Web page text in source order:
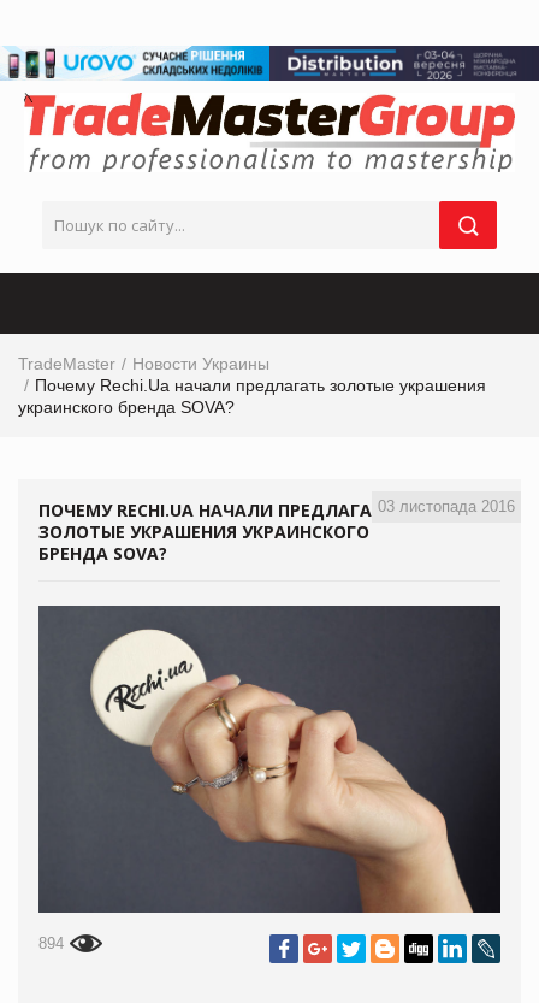
TradeMaster
Новости Украины
Почему Rechi.Ua начали предлагать золотые украшения
украинского бренда SOVA?
03 листопада 2016
ПОЧЕМУ RECHI.UA НАЧАЛИ ПРЕДЛАГАТЬ
ЗОЛОТЫЕ УКРАШЕНИЯ УКРАИНСКОГО
БРЕНДА SOVA?
894